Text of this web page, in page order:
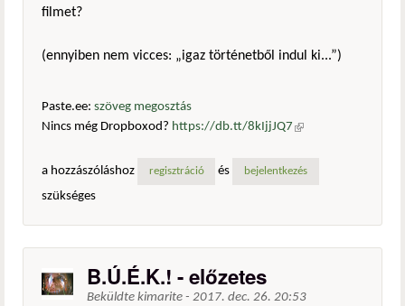
filmet?
(ennyiben nem vicces: „igaz történetből indul ki...”)
Paste.ee: szöveg megosztás
Nincs még Dropboxod? https://db.tt/8kIjjJQ7 (külső
a hozzászóláshoz
regisztráció és bejelentkezés
szükséges
B.Ú.É.K.! - előzetes
Beküldte kimarite - 2017. dec. 26. 20:53